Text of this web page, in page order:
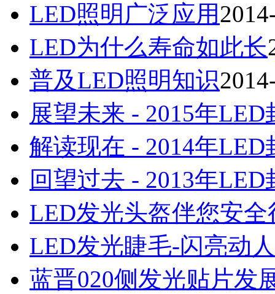
LED照明广泛应用
LED为什么寿命如此长
普及LED照明知识
展望未来 - 2015年LED
解读现在 - 2014年LED
回望过去 - 2013年LED
LED发光头盔伴您安全
LED发光睫毛-闪亮动人
蓝晋020侧发光贴片发